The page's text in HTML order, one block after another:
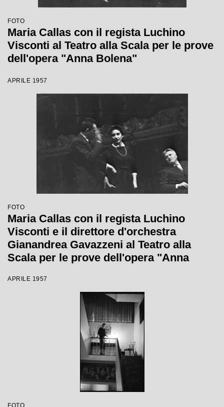
FOTO
Maria Callas con il regista Luchino
Visconti al Teatro alla Scala per le prove
dell'opera "Anna Bolena"
APRILE 1957
FOTO
Maria Callas con il regista Luchino
Visconti e il direttore d'orchestra
Gianandrea Gavazzeni al Teatro alla
Scala per le prove dell'opera "Anna
APRILE 1957
FOTO